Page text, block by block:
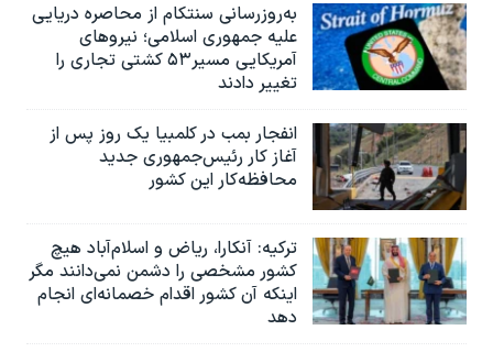
به‌روزرسانی سنتکام از محاصره دریایی
علیه جمهوری اسلامی؛ نیروهای
آمریکایی مسیر۵۳ کشتی تجاری را
تغییر دادند
انفجار بمب‌‌ در کلمبیا یک روز پس از
آغاز کار رئیس‌جمهوری جدید
محافظه‌کار این کشور
ترکیه: آنکارا، ریاض و اسلام‌آباد هیچ
کشور مشخصی را دشمن نمی‌دانند مگر
اینکه آن کشور اقدام خصمانه‌ای انجام
دهد